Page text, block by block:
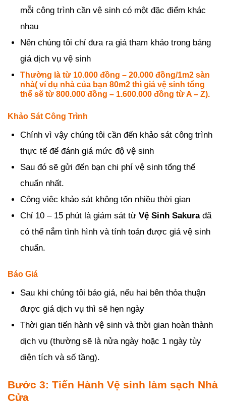
mỗi công trình cần vệ sinh có một đặc điểm khác
nhau
Nên chúng tôi chỉ đưa ra giá tham khảo trong bảng
giá dịch vụ vệ sinh
Thường là từ 10.000 đồng – 20.000 đồng/1m2 sàn
nhà( ví dụ nhà của bạn 80m2 thì giá vệ sinh tổng
thể sẽ từ 800.000 đồng – 1.600.000 đồng từ A – Z).
Khảo Sát Công Trình
Chính vì vậy chúng tôi cần đến khảo sát công trình
thực tế để đánh giá mức độ vệ sinh
Sau đó sẽ gửi đến bạn chi phí vệ sinh tổng thể
chuẩn nhất.
Công việc khảo sát không tốn nhiều thời gian
Chỉ 10 – 15 phút là giám sát từVệ Sinh Sakurađã
có thể nắm tình hình và tính toán được giá vệ sinh
chuẩn.
Báo Giá
Sau khi chúng tôi báo giá, nếu hai bên thỏa thuận
được giá dịch vụ thì sẽ hẹn ngày
Thời gian tiến hành vệ sinh và thời gian hoàn thành
dịch vụ (thường sẽ là nửa ngày hoặc 1 ngày tùy
diện tích và số tầng).
Bước 3: Tiến Hành Vệ sinh làm sạch Nhà
Cửa